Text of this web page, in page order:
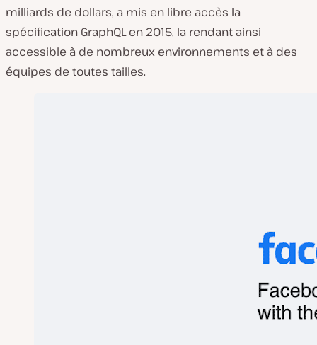
milliards de dollars, a mis en libre accès la
spécification GraphQL en 2015, la rendant ainsi
accessible à de nombreux environnements et à des
équipes de toutes tailles.